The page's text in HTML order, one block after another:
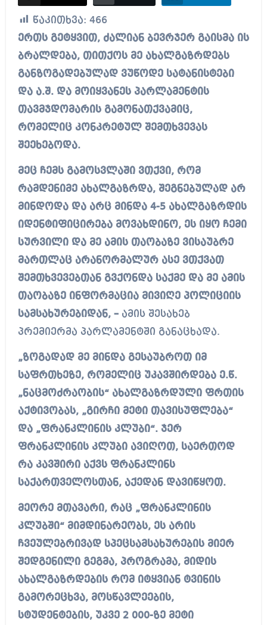
წაკითხვა: 466
ერთს გეტყვით, ძალიან ბევრჯერ გაისმა ის
ბრალდება, თითქოს მე ახალგაზრდებს
განზოგადებულად ვუწოდე სატანისტები
და ა.შ. და მოიყვანეს პარლამენტის
თავმჯდომარის გამონათქვამიც,
რომელიც კონკრეტულ შემთხვევას
შეეხებოდა.
მეც ჩემს გამოსვლაში ვთქვი, რომ
რამდენიმე ახალგაზრდა, შეგნებულად არ
მინდოდა და არც მინდა 4-5 ახალგაზრდის
იდენტიფიცირება მოვახდინო, ეს იყო ჩემი
სურვილი და მე ამის თაობაზე ვისაუბრე
მართლაც არანორმალურ ასე ვთქვათ
შემთხვევებთან გვქონდა საქმე და მე ამის
თაობაზე ინფორმაცია მივიღე პოლიციის
სამსახურებიდან, –ამის შესახებ
პრემიერმა პარლამენტში განაცხადა.
„ზოგადად მე მინდა გესაუბროთ იმ
საფრთხეზე, რომელიც უკავშირდება ე.წ.
„ნაცმოძრაობის“ ახალგაზრდული ფრთის
აქტივობას, „გირჩი მეტი თავისუფლება“
და „ფრანკლინის კლუბი“. ჯერ
ფრანკლინის კლუბი ავიღოთ, საერთოდ
რა კავშირი აქვს ფრანკლინს
საქართველოსთან, აქედან დავიწყოთ.
მეორე მთავარი, რაც „ფრანკლინის
კლუბში“ მიმდინარეობს, ეს არის
ჩვეულებრივად სპეცსამსახურების მიერ
შედგენილი გეგმა, პროგრამა, მიდის
ახალგაზრდების რომ იტყვიან ტვინის
გამორეცხვა, მოსწავლეების,
სტუდენტების, უკვე 2 000-ზე მეტი